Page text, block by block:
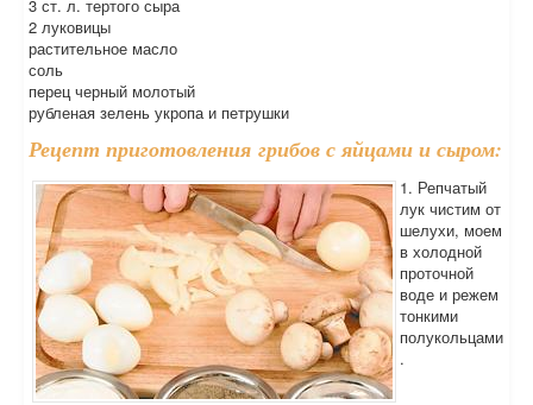
3 ст. л. тертого сыра
2 луковицы
растительное масло
соль
перец черный молотый
рубленая зелень укропа и петрушки
Рецепт приготовления грибов с яйцами и сыром:
1. Репчатый
лук чистим от
шелухи, моем
в холодной
проточной
воде и режем
тонкими
полукольцами
.